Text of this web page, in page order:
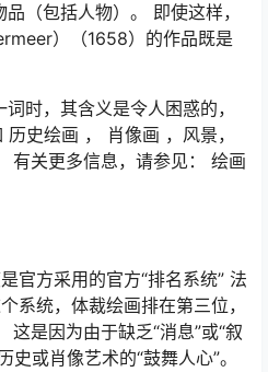
（包括人物）。 即使这样，
）（1658）的作品既是
词时，其含义是令人困惑的，
历史绘画 ， 肖像画 ，风景，
有关更多信息，请参见： 绘画
官方采用的官方“排名系统” 法
系统，体裁绘画排在第三位，
是因为由于缺乏“消息”或“叙
或肖像艺术的“鼓舞人心”。